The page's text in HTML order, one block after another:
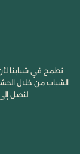
نطمح في شبابنا
الشباب من خلال
لنصل